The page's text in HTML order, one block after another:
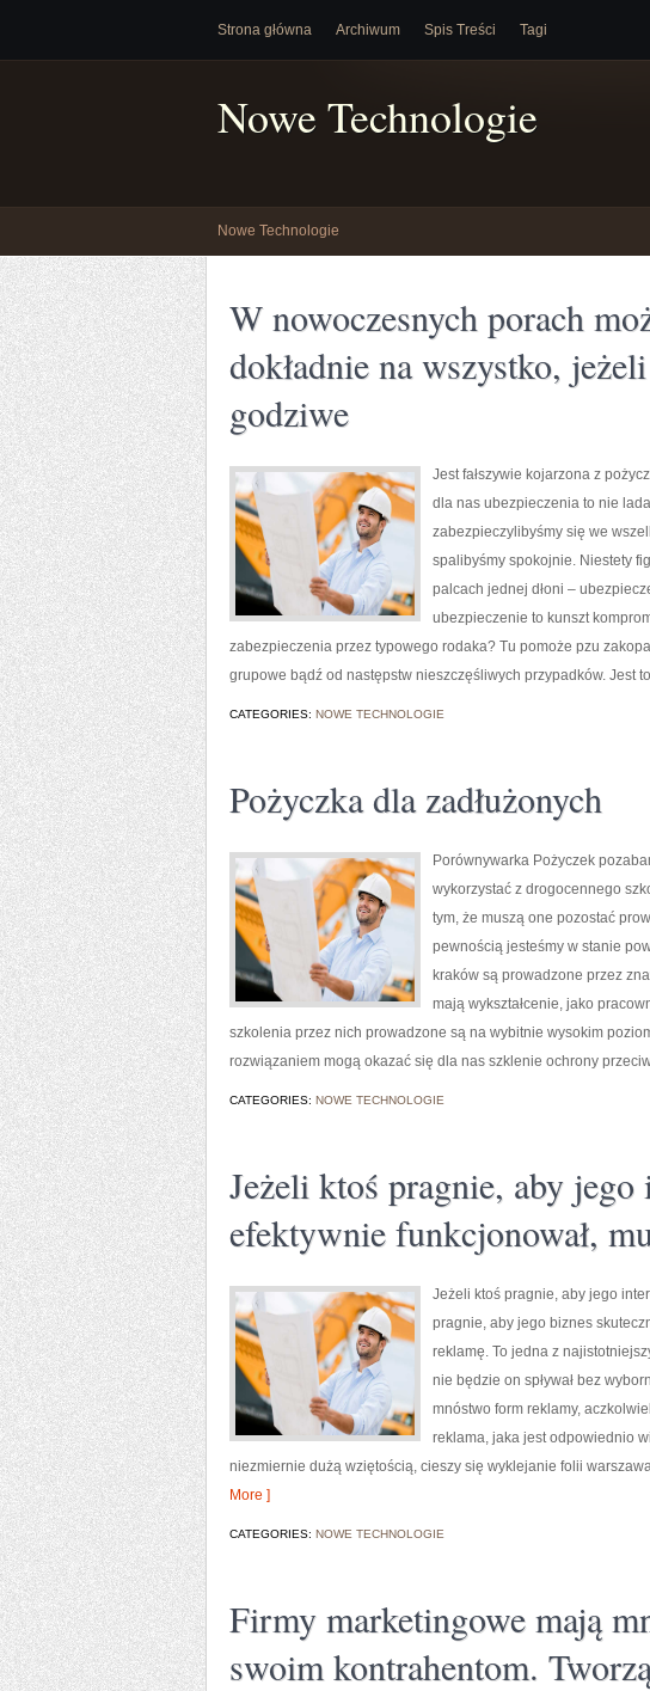
Strona główna Archiwum Spis Treści Tagi
Nowe Technologie
Nowe Technologie
W nowoczesnych porach
dokładnie na wszystko,
godziwe
Jest fałszywie kojarzona z
dla nas ubezpieczenia to nie
zabezpieczylibyśmy się we
spalibyśmy spokojnie. Niestety
palcach jednej dłoni –
ubezpieczenie to kunszt
zabezpieczenia przez typowego rodaka? Tu pomoże pzu
grupowe bądź od następstw nieszczęśliwych przypadków. Jest
CATEGORIES: NOWE TECHNOLOGIE
Pożyczka dla zadłużonych
Porównywarka Pożyczek
wykorzystać z drogocennego
tym, że muszą one pozostać
pewnością jesteśmy w stanie
kraków są prowadzone przez
mają wykształcenie, jako
szkolenia przez nich prowadzone są na wybitnie wysokim
rozwiązaniem mogą okazać się dla nas szklenie ochrony
CATEGORIES: NOWE TECHNOLOGIE
Jeżeli ktoś pragnie, aby
efektywnie funkcjonował,
Jeżeli ktoś pragnie, aby jego
pragnie, aby jego biznes
reklamę. To jedna z
nie będzie on spływał bez
mnóstwo form reklamy,
reklama, jaka jest odpowiednio
niezmiernie dużą wziętością, cieszy się wyklejanie folii
More ]
CATEGORIES: NOWE TECHNOLOGIE
Firmy marketingowe mają
swoim kontrahentom.